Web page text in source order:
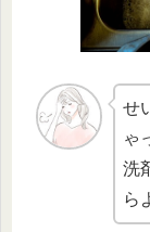
せ
ゃ
洗
ら